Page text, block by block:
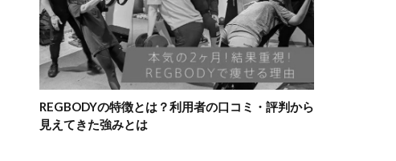
REGBODYの特徴とは？利用者の口コミ・評判から
見えてきた強みとは